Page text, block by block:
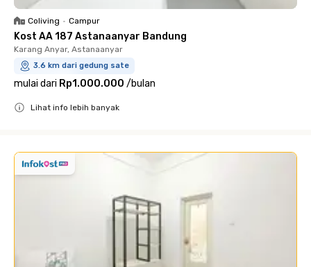
Coliving • Campur
Kost AA 187 Astanaanyar Bandung
Karang Anyar, Astanaanyar
3.6 km dari gedung sate
mulai dari Rp1.000.000 /bulan
Lihat info lebih banyak